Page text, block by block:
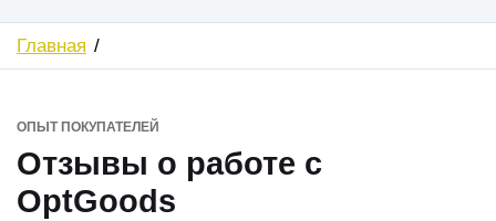
Главная
ОПЫТ ПОКУПАТЕЛЕЙ
Отзывы о работе с
OptGoods